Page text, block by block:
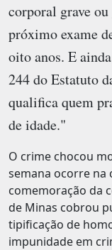
corporal grave
próximo exame
oito anos. E
244 do Estatuto
qualifica quem
de idade."
O crime chocou
semana ocorre na
comemoração da
de Minas cobrou
tipificação de
impunidade em